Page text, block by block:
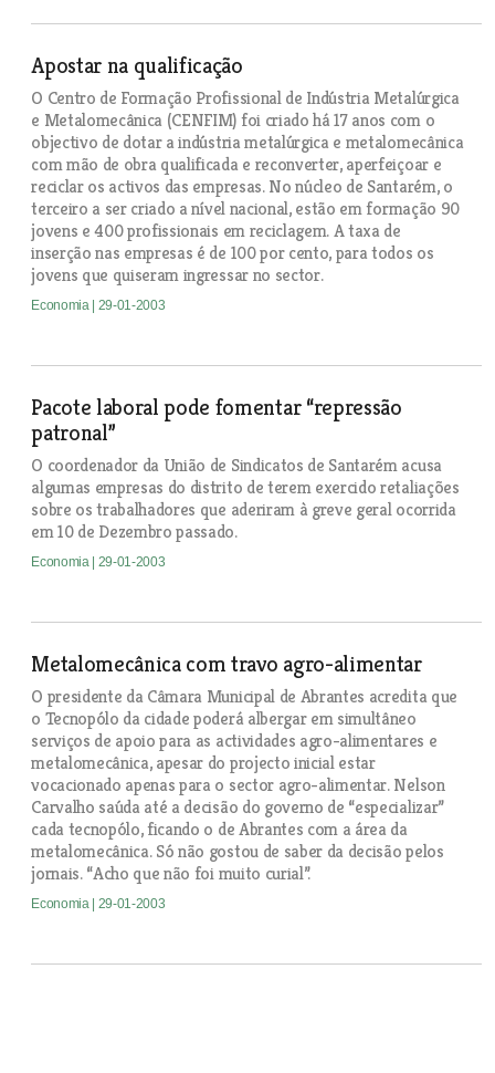
Apostar na qualificação
O Centro de Formação Profissional de Indústria Metalúrgica
e Metalomecânica (CENFIM) foi criado há 17 anos com o
objectivo de dotar a indústria metalúrgica e metalomecânica
com mão de obra qualificada e reconverter, aperfeiçoar e
reciclar os activos das empresas. No núcleo de Santarém, o
terceiro a ser criado a nível nacional, estão em formação 90
jovens e 400 profissionais em reciclagem. A taxa de
inserção nas empresas é de 100 por cento, para todos os
jovens que quiseram ingressar no sector.
Economia | 29-01-2003
Pacote laboral pode fomentar “repressão
patronal”
O coordenador da União de Sindicatos de Santarém acusa
algumas empresas do distrito de terem exercido retaliações
sobre os trabalhadores que aderiram à greve geral ocorrida
em 10 de Dezembro passado.
Economia | 29-01-2003
Metalomecânica com travo agro-alimentar
O presidente da Câmara Municipal de Abrantes acredita que
o Tecnopólo da cidade poderá albergar em simultâneo
serviços de apoio para as actividades agro-alimentares e
metalomecânica, apesar do projecto inicial estar
vocacionado apenas para o sector agro-alimentar. Nelson
Carvalho saúda até a decisão do governo de “especializar”
cada tecnopólo, ficando o de Abrantes com a área da
metalomecânica. Só não gostou de saber da decisão pelos
jornais. “Acho que não foi muito curial”.
Economia | 29-01-2003